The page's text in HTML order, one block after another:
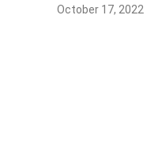
October 17, 2022